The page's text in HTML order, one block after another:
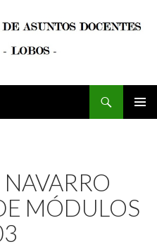
MÓDULOS